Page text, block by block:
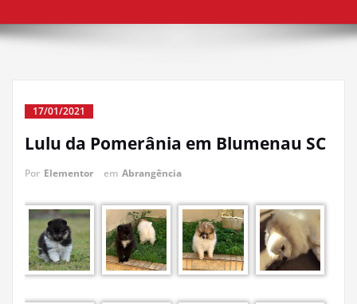
17/01/2021
Lulu da Pomerânia em Blumenau SC
Por Elementor em Abrangência